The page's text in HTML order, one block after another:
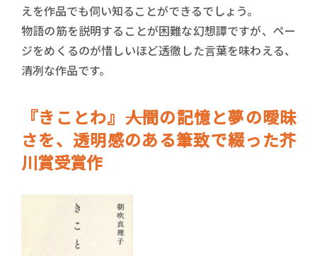
えを作品でも伺い知ることができるでしょう。
物語の筋を説明することが困難な幻想譚ですが、ペー
ジをめくるのが惜しいほど透徹した言葉を味わえる、
清冽な作品です。
『きことわ』――人間の記憶と夢の曖昧
さを、透明感のある筆致で綴った芥
川賞受賞作